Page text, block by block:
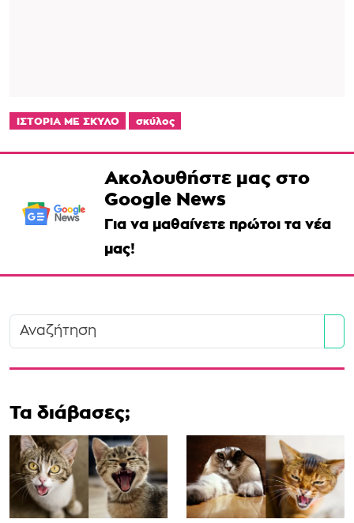
ΙΣΤΟΡΙΑ ΜΕ ΣΚΥΛΟ σκύλος
Ακολουθήστε μας στο
Google News
Για να μαθαίνετε πρώτοι τα νέα
μας!
Τα διάβασες;